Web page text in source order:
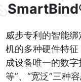
威步专利的智能
机的多种硬件特
成设备唯一的数字
等”、“宽泛”三种